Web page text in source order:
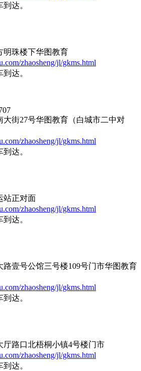
达。
明珠楼下华图教育
zhaosheng/jl/gkms.html
达。
街27号华图教育（白城市二中对
zhaosheng/jl/gkms.html
达。
站正对面
zhaosheng/jl/gkms.html
达。
壹号公馆三号楼109号门市华图教育
zhaosheng/jl/gkms.html
达。
路口北梧桐小镇4号楼门市
zhaosheng/jl/gkms.html
达。